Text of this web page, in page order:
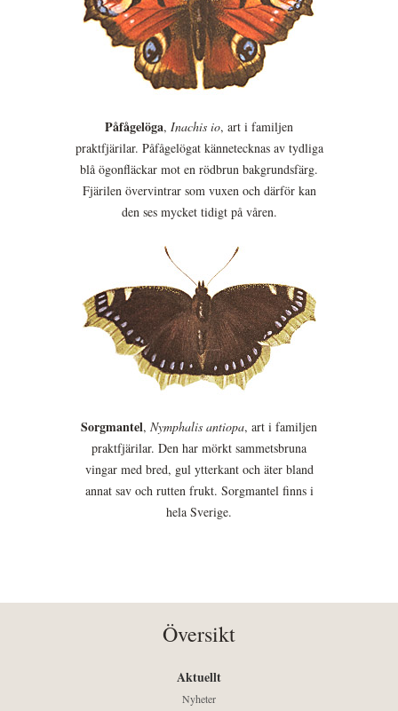
Påfågelöga, Inachis io, art i familjen
praktfjärilar. Påfågelögat kännetecknas av tydliga
blå ögonfläckar mot en rödbrun bakgrundsfärg.
Fjärilen övervintrar som vuxen och därför kan
den ses mycket tidigt på våren.
Sorgmantel, Nymphalis antiopa, art i familjen
praktfjärilar. Den har mörkt sammetsbruna
vingar med bred, gul ytterkant och äter bland
annat sav och rutten frukt. Sorgmantel finns i
hela Sverige.
Översikt
Aktuellt
Nyheter